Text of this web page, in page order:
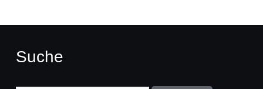
Suche